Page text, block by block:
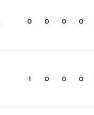
0 0 0 0
1 0 0 0